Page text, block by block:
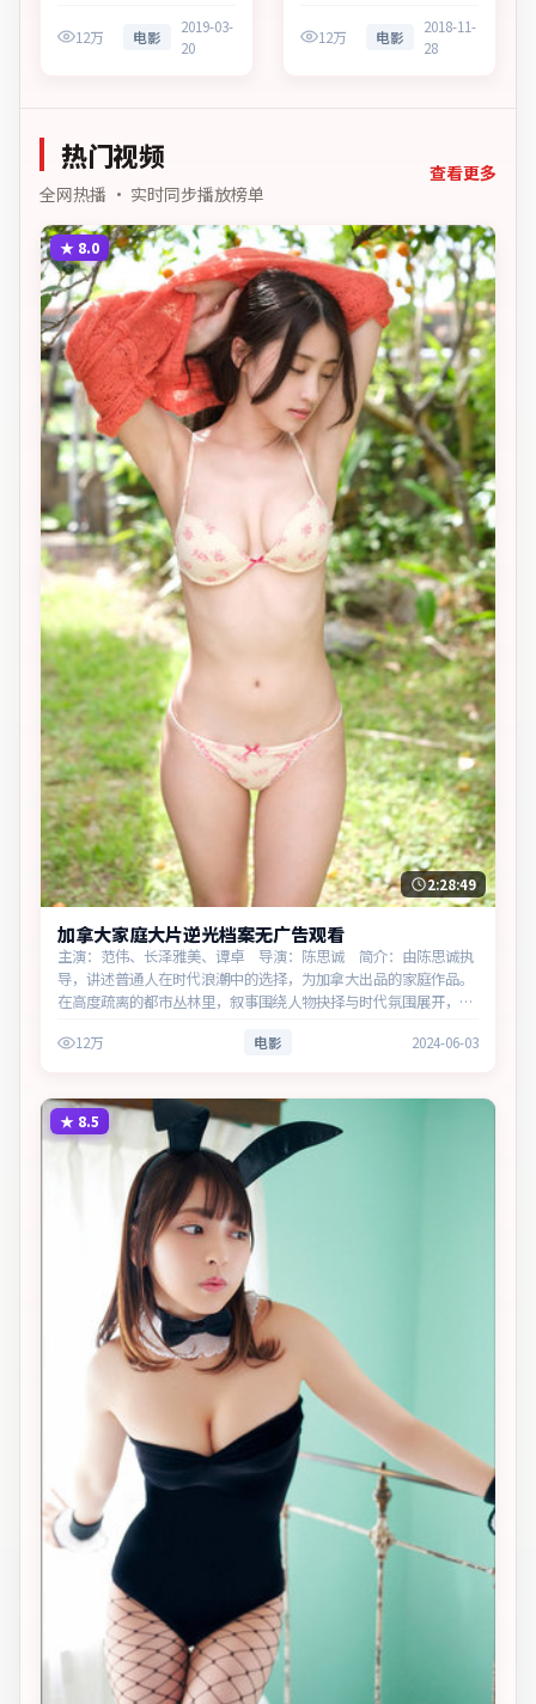
12万 电影
2019-03-
20
罪作品。在边境小城与首都
之间，叙事围绕人物抉择与
12万 电影
2018-11-
28
热门视频
全网热播 · 实时同步播放榜单
查看更多
★ 8.0
2:28:49
加拿大家庭大片逆光档案无广告观看
主演：范伟、长泽雅美、谭卓 导演：陈思诚 简介：由陈思诚执
导，讲述普通人在时代浪潮中的选择，为加拿大出品的家庭作品。
在高度疏离的都市丛林里，叙事围绕人物抉择与时代氛围展开，以
性与现实…
12万 电影 2024-06-03
★ 8.5